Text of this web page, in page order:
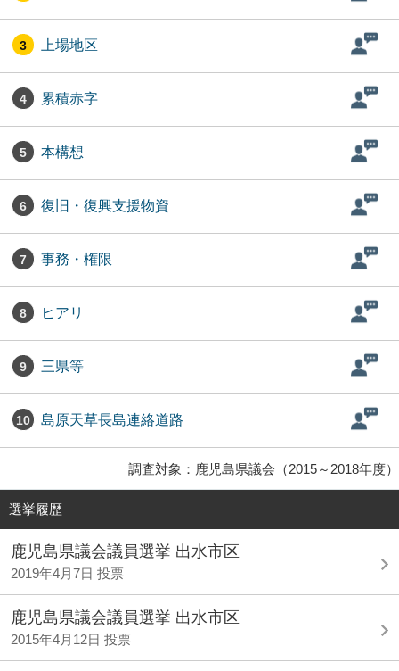
3 上場地区
4 累積赤字
5 本構想
6 復旧・復興支援物資
7 事務・権限
8 ヒアリ
9 三県等
10 島原天草長島連絡道路
調査対象：鹿児島県議会（2015～2018年度）
選挙履歴
鹿児島県議会議員選挙 出水市区
2019年4月7日 投票
鹿児島県議会議員選挙 出水市区
2015年4月12日 投票